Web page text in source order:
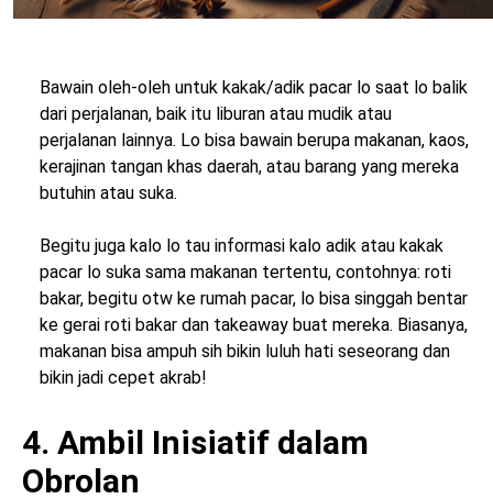
Bawain oleh-oleh untuk kakak/adik pacar lo saat lo balik
dari perjalanan, baik itu liburan atau mudik atau
perjalanan lainnya. Lo bisa bawain berupa makanan, kaos,
kerajinan tangan khas daerah, atau barang yang mereka
butuhin atau suka.
Begitu juga kalo lo tau informasi kalo adik atau kakak
pacar lo suka sama makanan tertentu, contohnya: roti
bakar, begitu otw ke rumah pacar, lo bisa singgah bentar
ke gerai roti bakar dan takeaway buat mereka. Biasanya,
makanan bisa ampuh sih bikin luluh hati seseorang dan
bikin jadi cepet akrab!
4. Ambil Inisiatif dalam
Obrolan